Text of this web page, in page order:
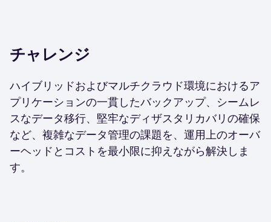
チャレンジ
ハイブリッドおよびマルチクラウド環境におけるア
プリケーションの一貫したバックアップ、シームレ
スなデータ移行、堅牢なディザスタリカバリの確保
など、複雑なデータ管理の課題を、運用上のオーバ
ーヘッドとコストを最小限に抑えながら解決しま
す。